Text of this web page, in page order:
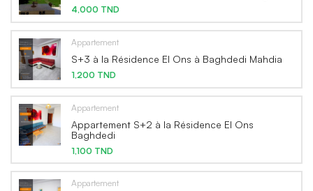
4,000 TND
Appartement
S+3 à la Résidence El Ons à Baghdedi Mahdia
1,200 TND
Appartement
Appartement S+2 à la Résidence El Ons
Baghdedi
1,100 TND
Appartement